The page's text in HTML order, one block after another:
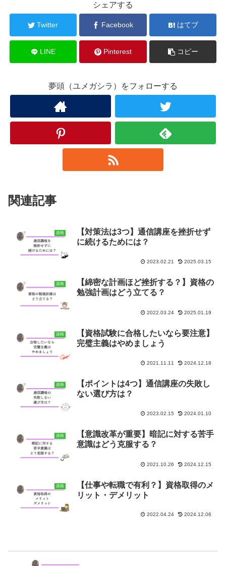
シェアする
Twitter Facebook はてブ
LINE Pinterest コピー
夢頭（ユメガシラ）をフォローする
関連記事
資格
【対策法は3つ】通信講座を挫折せず
に続けるためには？
2023.02.21 2025.03.15
資格
【綿密な計画ほど挫折する？】資格の
勉強計画はどう立てる？
2022.03.24 2025.01.19
資格
【資格試験に合格したいなら要注意】
完璧主義はやめましょう
2021.11.11 2024.12.18
資格
【ポイントは4つ】通信講座の失敗し
ない選び方は？
2023.02.15 2024.01.10
資格
【意識改革が重要】暗記に対する苦手
意識はどう克服する？
2021.10.26 2024.12.15
資格
【仕事や転職で有利？】資格取得のメ
リット・デメリット
2022.04.24 2024.12.06